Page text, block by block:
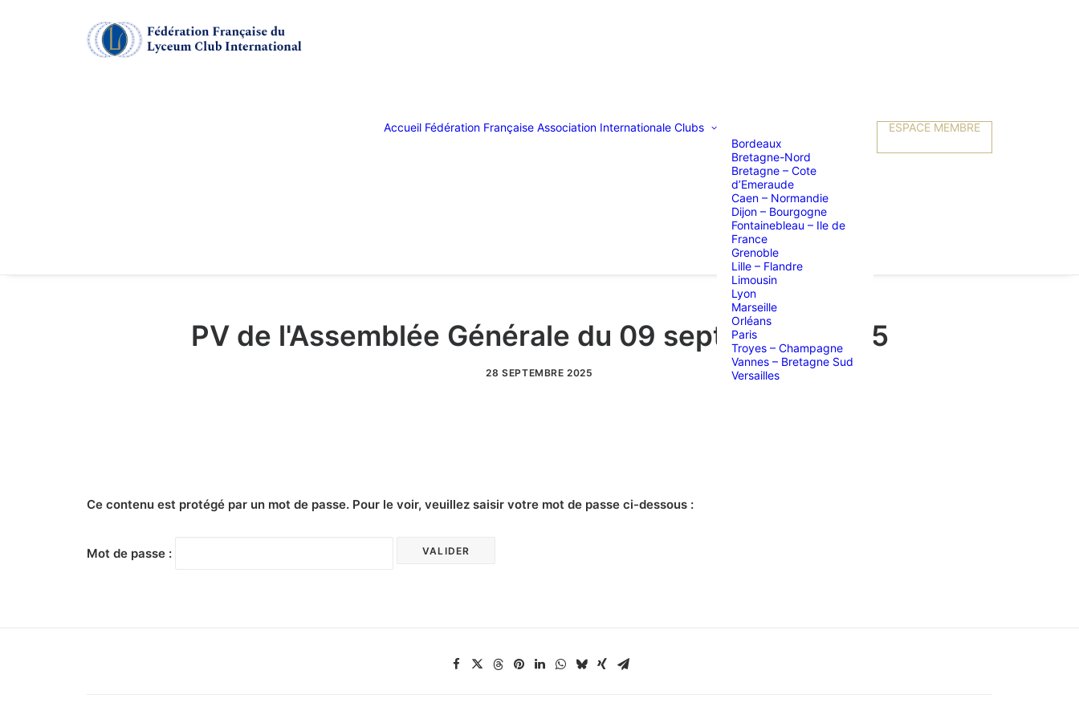
Accueil Fédération Française Association Internationale Clubs
Bordeaux
Bretagne-Nord
Bretagne – Cote
d’Emeraude
Caen – Normandie
Dijon – Bourgogne
Fontainebleau – Ile de
France
Grenoble
Lille – Flandre
Limousin
Lyon
Marseille
Orléans
Paris
Troyes – Champagne
Vannes – Bretagne Sud
Versailles
ESPACE MEMBRE
PV de l'Assemblée Générale du 09 septembre 2025
28 SEPTEMBRE 2025
Ce contenu est protégé par un mot de passe. Pour le voir, veuillez saisir votre mot de passe ci-dessous :
Mot de passe :